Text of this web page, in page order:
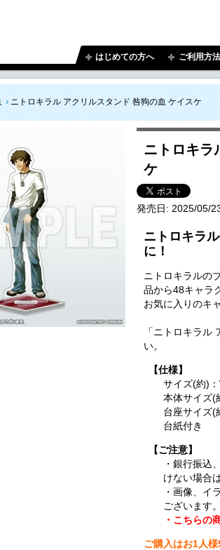
はじめての方へ ご利用方法
ニトロキラル アクリルスタンド 咎狗の血 ケイスケ
ニトロキラ
ケ
発売日: 2025/05/
ニトロキラ
に！
ニトロキラルの
品から48キャラ
お気に入りのキ
「ニトロキラル
い。
【仕様】
サイズ(約)
本体サイズ(
台座サイズ(
台紙付き
【ご注意】
・銀行振込
けない場合
・画像、イ
ございます。
・こちらの
ご購入はお1人様